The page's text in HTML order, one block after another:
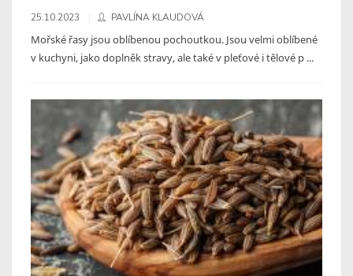
25.10.2023 PAVLÍNA KLAUDOVÁ
Mořské řasy jsou oblíbenou pochoutkou. Jsou velmi oblíbené
v kuchyni, jako doplněk stravy, ale také v pleťové i tělové p ...